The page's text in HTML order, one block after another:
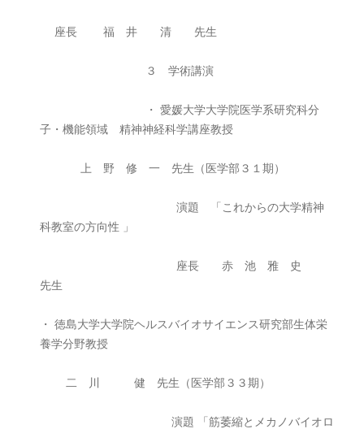
座長 福 井 清 先生
３ 学術講演
・ 愛媛大学大学院医学系研究科分
子・機能領域 精神神経科学講座教授
上 野 修 一 先生（医学部３１期）
演題 「これからの大学精神
科教室の方向性 」
座長 赤 池 雅 史
先生
・ 徳島大学大学院ヘルスバイオサイエンス研究部生体栄
養学分野教授
二 川 健 先生（医学部３３期）
演題 「筋萎縮とメカノバイオロ